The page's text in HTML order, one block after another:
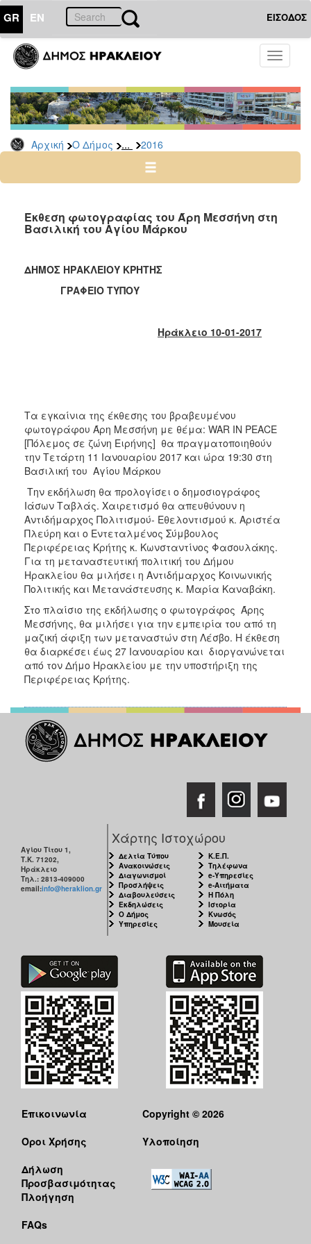
GR EN ΕΙΣΟΔΟΣ
Toggle
Αρχική Ο Δήμος ... 2016
ΔΗΜΟΣ
Δελτία
Τύπου
Αρχείο
2026
2024
2022
2020
2019
2012
2011
2010
2006
ΤΟΠΟΣ
ΑΝΘΕΚΤΙΚΗ
ΠΟΛΗ
Έκθεση φωτογραφίας του Άρη Μεσσήνη στη
Βασιλική του Αγίου Μάρκου
ΔΗΜΟΣ ΗΡΑΚΛΕΙΟΥ ΚΡΗΤΗΣ
ΓΡΑΦΕΙΟ ΤΥΠΟΥ
Ηράκλειο 10-01-2017
Τα εγκαίνια της έκθεσης του βραβευμένου
φωτογράφου Άρη Μεσσήνη με θέμα: WAR IN PEACE
[Πόλεμος σε ζώνη Ειρήνης] θα πραγματοποιηθούν
την Τετάρτη 11 Ιανουαρίου 2017 και ώρα 19:30 στη
Βασιλική του Αγίου Μάρκου
Την εκδήλωση θα προλογίσει ο δημοσιογράφος
Ιάσων Ταβλάς. Χαιρετισμό θα απευθύνουν η
Αντιδήμαρχος Πολιτισμού- Εθελοντισμού κ. Αριστέα
Πλεύρη και ο Εντεταλμένος Σύμβουλος
Περιφέρειας Κρήτης κ. Κωνσταντίνος Φασουλάκης.
Για τη μεταναστευτική πολιτική του Δήμου
Ηρακλείου θα μιλήσει η Αντιδήμαρχος Κοινωνικής
Πολιτικής και Μετανάστευσης κ. Μαρία Καναβάκη.
Στο πλαίσιο της εκδήλωσης ο φωτογράφος Άρης
Μεσσήνης, θα μιλήσει για την εμπειρία του από τη
μαζική άφιξη των μεταναστών στη Λέσβο. Η έκθεση
θα διαρκέσει έως 27 Ιανουαρίου και διοργανώνεται
από τον Δήμο Ηρακλείου με την υποστήριξη της
Περιφέρειας Κρήτης.
Αγίου Τίτου 1,
Τ.Κ. 71202,
Ηράκλειο
Τηλ.: 2813-409000
email:info@heraklion.gr
Χάρτης Ιστοχώρου
Δελτία Τύπου
Ανακοινώσεις
Διαγωνισμοί
Προσλήψεις
Διαβουλεύσεις
Εκδηλώσεις
Ο Δήμος
Υπηρεσίες
Κ.Ε.Π.
Τηλέφωνα
e-Υπηρεσίες
e-Αιτήματα
Η Πόλη
Ιστορία
Κνωσός
Μουσεία
Επικοινωνία
Όροι Χρήσης
Δήλωση
Προσβασιμότητας
Πλοήγηση
FAQs
Copyright © 2026
Υλοποίηση